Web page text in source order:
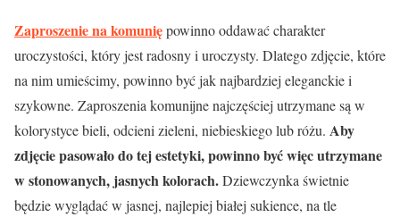
Zaproszenie na komuniępowinno oddawać charakter
uroczystości, który jest radosny i uroczysty. Dlatego zdjęcie, które
na nim umieścimy, powinno być jak najbardziej eleganckie i
szykowne. Zaproszenia komunijne najczęściej utrzymane są w
kolorystyce bieli, odcieni zieleni, niebieskiego lub różu. Aby
zdjęcie pasowało do tej estetyki, powinno być więc utrzymane
w stonowanych, jasnych kolorach.Dziewczynka świetnie
będzie wyglądać w jasnej, najlepiej białej sukience, na tle